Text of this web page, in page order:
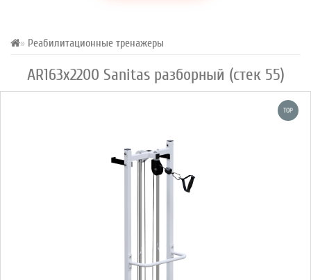
Реабилитационные тренажеры
AR163х2200 Sanitas разборный (стек 55)
TOP